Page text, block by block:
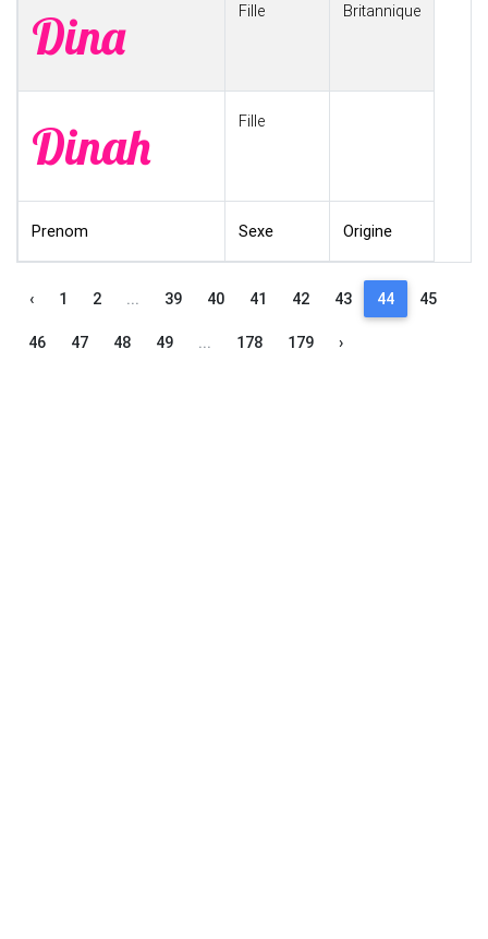
Dina Fille Britannique
Dinah Fille
Prenom Sexe Origine
‹ 1 2 ... 39 40 41 42 43 44 45
46 47 48 49 ... 178 179 ›